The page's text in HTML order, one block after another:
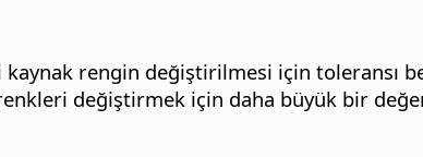
kaynak rengin değiştirilmesi için toleransı
değiştirmek için daha büyük bir